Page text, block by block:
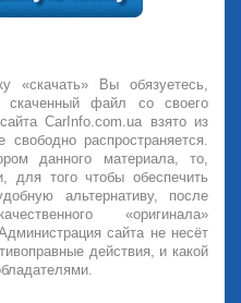
«скачать» Вы обязуетесь,
скаченный файл со своего
CarInfo.com.ua взято из
распространяется.
данного материала, то,
для того чтобы обеспечить
альтернативу, после
«оригинала»
сайта не несёт
действия, и какой